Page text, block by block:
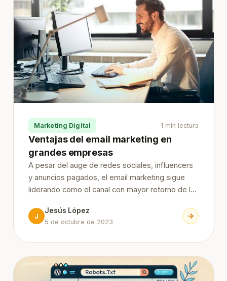
Marketing Digital 1 min lectura
Ventajas del email marketing en
grandes empresas
A pesar del auge de redes sociales, influencers
y anuncios pagados, el email marketing sigue
liderando como el canal con mayor retorno de la
capacidad para llegar directamente al usuario,
con mensajes
J
Jesús López
5 de octubre de 2023